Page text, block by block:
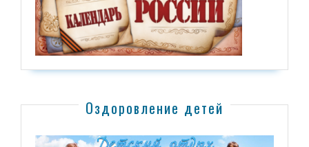
Оздоровление детей